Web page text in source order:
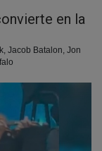
en la
Jacob Batalon, Jon